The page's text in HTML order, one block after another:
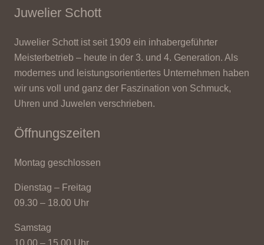
Juwelier Schott
Juwelier Schott ist seit 1909 ein inhabergeführter
Meisterbetrieb – heute in der 3. und 4. Generation. Als
modernes und leistungsorientiertes Unternehmen haben
wir uns voll und ganz der Faszination von Schmuck,
Uhren und Juwelen verschrieben.
Öffnungszeiten
Montag geschlossen
Dienstag – Freitag
09.30 – 18.00 Uhr
Samstag
10.00 – 15.00 Uhr